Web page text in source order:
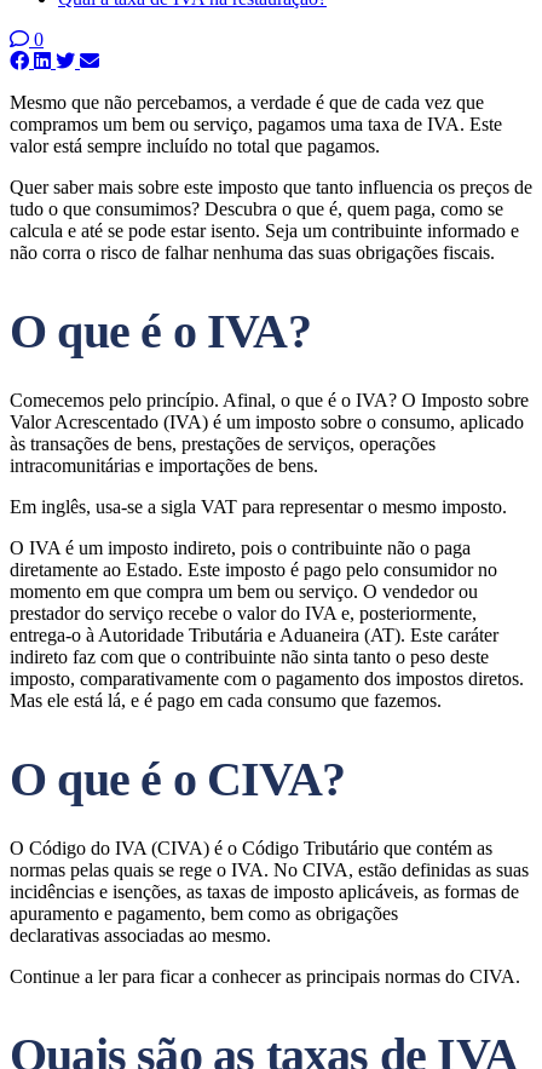
0
Mesmo que não percebamos, a verdade é que de cada vez que
compramos um bem ou serviço, pagamos uma taxa de IVA. Este
valor está sempre incluído no total que pagamos.
Quer saber mais sobre este imposto que tanto influencia os preços de
tudo o que consumimos? Descubra o que é, quem paga, como se
calcula e até se pode estar isento. Seja um contribuinte informado e
não corra o risco de falhar nenhuma das suas obrigações fiscais.
O que é o IVA?
Comecemos pelo princípio. Afinal, o que é o IVA? O Imposto sobre
Valor Acrescentado (IVA) é um imposto sobre o consumo, aplicado
às transações de bens, prestações de serviços, operações
intracomunitárias e importações de bens.
Em inglês, usa-se a sigla VAT para representar o mesmo imposto.
O IVA é um imposto indireto, pois o contribuinte não o paga
diretamente ao Estado. Este imposto é pago pelo consumidor no
momento em que compra um bem ou serviço. O vendedor ou
prestador do serviço recebe o valor do IVA e, posteriormente,
entrega-o à Autoridade Tributária e Aduaneira (AT). Este caráter
indireto faz com que o contribuinte não sinta tanto o peso deste
imposto, comparativamente com o pagamento dos impostos diretos.
Mas ele está lá, e é pago em cada consumo que fazemos.
O que é o CIVA?
O Código do IVA (CIVA) é o Código Tributário que contém as
normas pelas quais se rege o IVA. No CIVA, estão definidas as suas
incidências e isenções, as taxas de imposto aplicáveis, as formas de
apuramento e pagamento, bem como as obrigações
declarativas associadas ao mesmo.
Continue a ler para ficar a conhecer as principais normas do CIVA.
Quais são as taxas de IVA